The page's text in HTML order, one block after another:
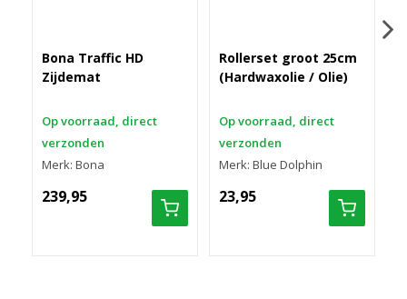
Bona Traffic HD
Zijdemat
Op voorraad, direct
verzonden
Merk: Bona
239,95
Rollerset groot 25cm
(Hardwaxolie / Olie)
Op voorraad, direct
verzonden
Merk: Blue Dolphin
23,95